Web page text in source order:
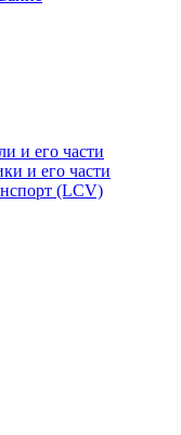
и его части
и его части
(LCV)